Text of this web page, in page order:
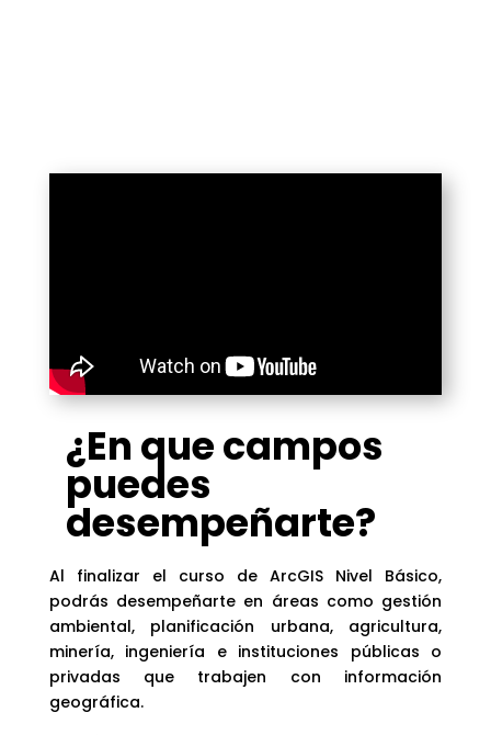
¿En que campos
puedes
desempeñarte?
Al finalizar el curso de ArcGIS Nivel Básico,
podrás desempeñarte en áreas como gestión
ambiental, planificación urbana, agricultura,
minería, ingeniería e instituciones públicas o
privadas que trabajen con información
geográfica.